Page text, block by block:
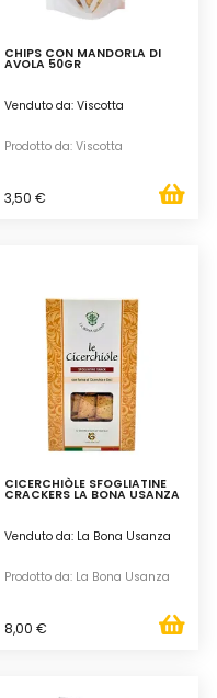
CHIPS CON MANDORLA DI
AVOLA 50GR
Venduto da: Viscotta
Prodotto da: Viscotta
3,50 €
CICERCHIÒLE SFOGLIATINE
CRACKERS LA BONA USANZA
Venduto da: La Bona Usanza
Prodotto da: La Bona Usanza
8,00 €